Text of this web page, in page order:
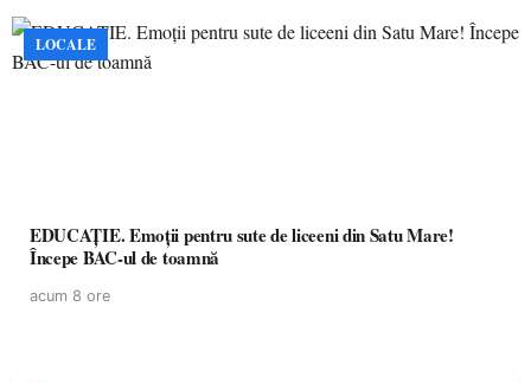
LOCALE
EDUCAȚIE. Emoții pentru sute de liceeni din Satu Mare!
Începe BAC-ul de toamnă
acum 8 ore